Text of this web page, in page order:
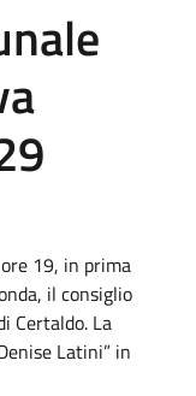
19, in prima
il consiglio
Certaldo. La
Latini” in